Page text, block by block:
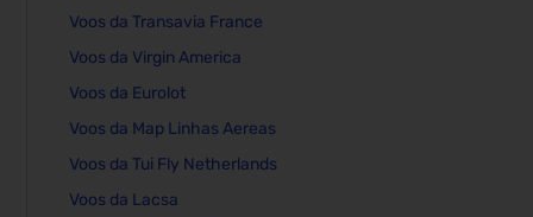
Voos da Transavia France
Voos da Virgin America
Voos da Eurolot
Voos da Map Linhas Aereas
Voos da Tui Fly Netherlands
Voos da Lacsa